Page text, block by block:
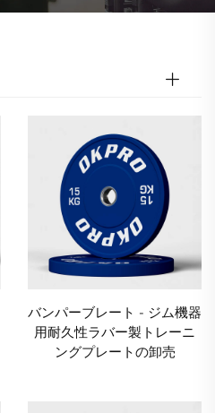
バンパーブレート - ジム機器
用耐久性ラバー製トレーニ
ングプレートの卸売